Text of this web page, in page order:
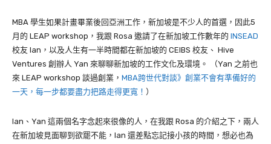
MBA 學生如果計畫畢業後回亞洲工作，新加坡是不少人的首選，因此5
月的 LEAP workshop ，我跟 Rosa 邀請了在新加坡工作數年的 INSEAD
校友 Ian ，以及人生有一半時間都在新加坡的 CEIBS 校友、 Hive
Ventures 創辦人 Yan 來聊聊新加坡的工作文化及環境。
（Yan 之前也
來 LEAP workshop 談過創業， MBA跨世代對談》創業不會有準備好的
一天，每一步都要盡力把路走得更寬！ ）
Ian 、 Yan 這兩個名字念起來很像的人，在我跟 Rosa 的介紹之下，兩人
在新加坡見面聊到欲罷不能， Ian 還差點忘記接小孩的時間，想必也為